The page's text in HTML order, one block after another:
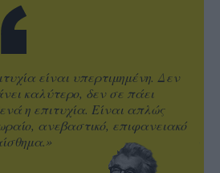
είναι υπερτιμημένη. Δεν
καλύτερο, δεν σε πάει
η επιτυχία. Είναι απλώς
ανεβαστικό, επιφανειακό